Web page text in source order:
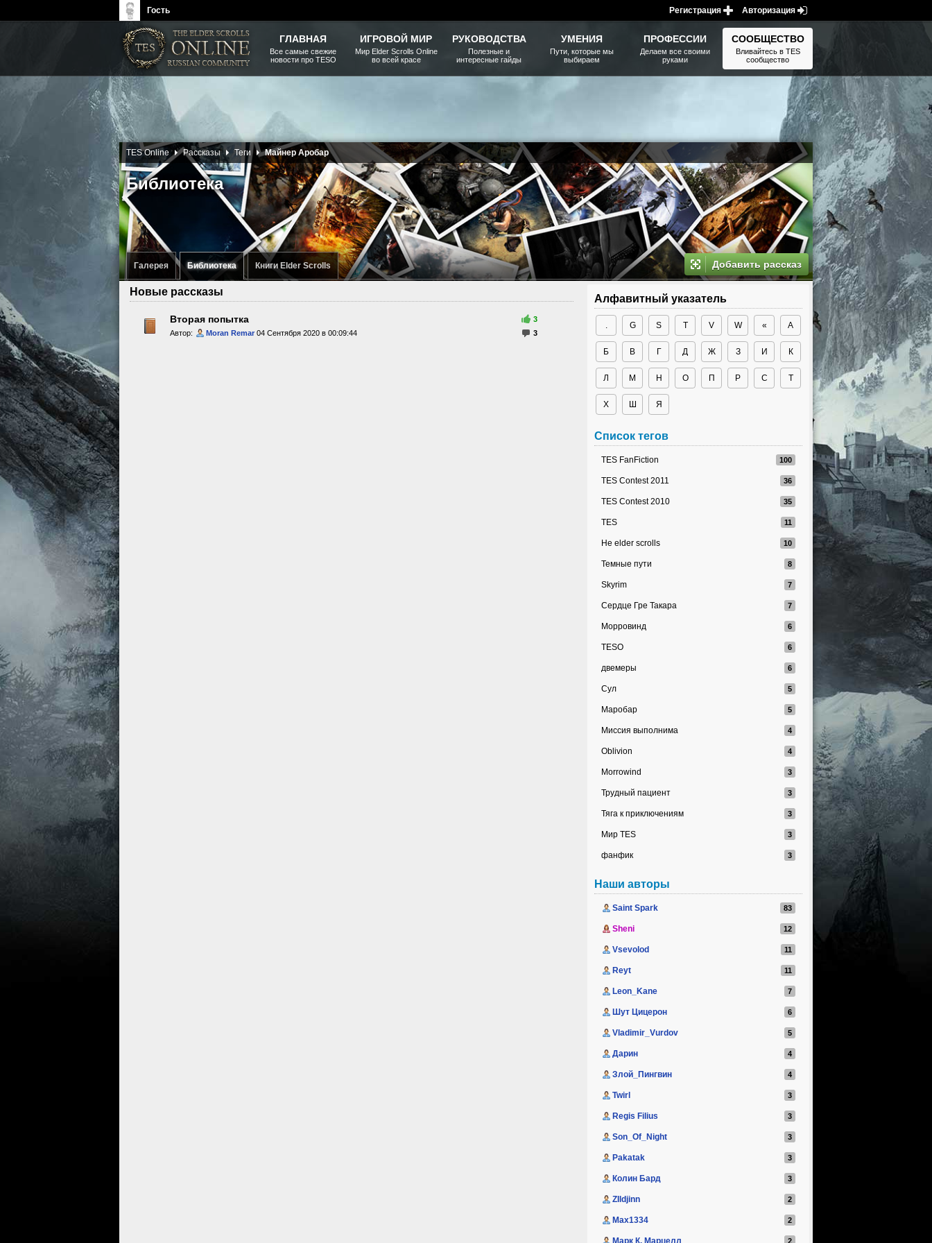
Галерея Библиотека Книги Elder Scrolls Добавить рассказ
Библиотека
TES Online Рассказы Теги Майнер Аробар
Алфавитный указатель
. G S T V W « А
Б В Г Д Ж З И К
Л М Н О П Р С Т
Х Ш Я
Список тегов
TES FanFiction
TES Contest 2011
TES Contest 2010
TES
Не elder scrolls
Темные пути
Skyrim
Сердце Гре Такара
Морровинд
TESO
двемеры
Сул
Маробар
Миссия выполнима
Oblivion
Morrowind
Трудный пациент
Тяга к приключениям
Мир TES
фанфик
Наши авторы
Saint Spark
Sheni
Vsevolod
Reyt
Leon_Kane
Шут Цицерон
Vladimir_Vurdov
Дарин
Злой_Пингвин
Twirl
Regis Filius
Son_Of_Night
Pakatak
Колин Бард
ZIldjinn
Max1334
Марк К. Марцелл
Новые рассказы
Вторая попытка
Автор: Moran Remar 04 Сентября 2020 в 00:09:44
3
3
The Elder Scrolls, Fallout,
Bethesda Softworks - статьи,
новости, дополнения
ГЛАВНАЯ
Все самые свежие
новости про TESO
ИГРОВОЙ МИР
Мир Elder Scrolls Online
во всей красе
РУКОВОДСТВА
Полезные и
интересные гайды
УМЕНИЯ
Пути, которые мы
выбираем
ПРОФЕССИИ
Делаем все своими
руками
СООБЩЕСТВО
Вливайтесь в TES
сообщество
Авторизация
Регистрация
Гость